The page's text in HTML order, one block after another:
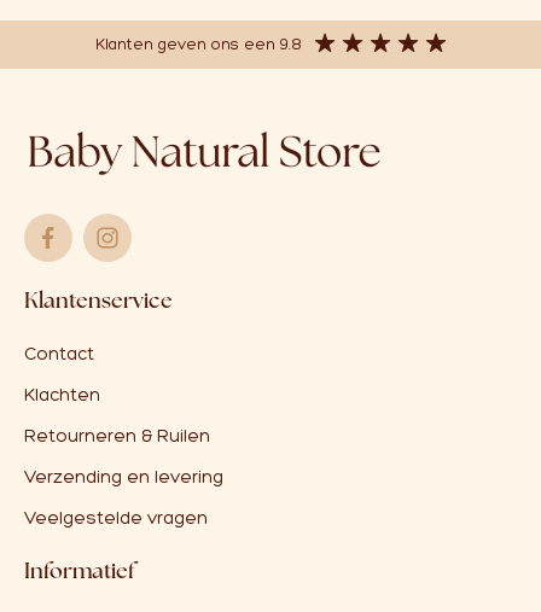
Klanten geven ons een 9.8
Klantenservice
Contact
Klachten
Retourneren & Ruilen
Verzending en levering
Veelgestelde vragen
Informatief